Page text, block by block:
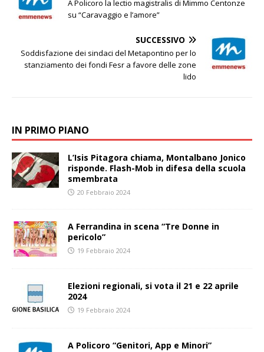
A Policoro la lectio magistralis di Mimmo Centonze
su “Caravaggio e l’amore”
SUCCESSIVO
Soddisfazione dei sindaci del Metapontino per lo
stanziamento dei fondi Fesr a favore delle zone
lido
IN PRIMO PIANO
L’Isis Pitagora chiama, Montalbano Jonico
risponde. Flash-Mob in difesa della scuola
smembrata
20 Febbraio 2024
A Ferrandina in scena “Tre Donne in
pericolo”
19 Febbraio 2024
Elezioni regionali, si vota il 21 e 22 aprile
2024
19 Febbraio 2024
A Policoro “Genitori, App e Minori”